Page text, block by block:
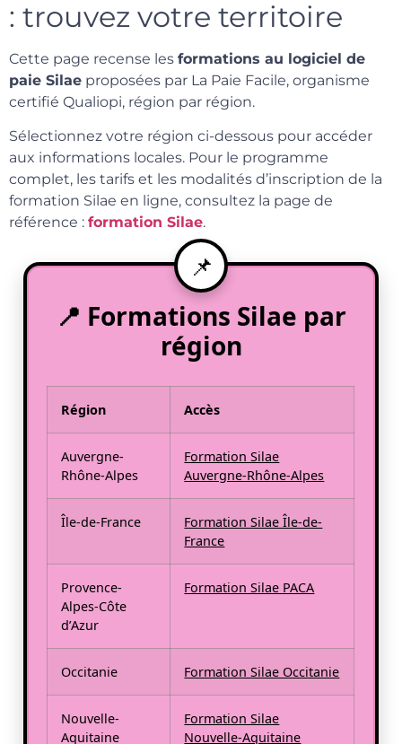
: trouvez votre territoire
Cette page recense les formations au logiciel de
paie Silae proposées par La Paie Facile, organisme
certifié Qualiopi, région par région.
Sélectionnez votre région ci-dessous pour accéder
aux informations locales. Pour le programme
complet, les tarifs et les modalités d’inscription de la
formation Silae en ligne, consultez la page de
référence : formation Silae.
📍 Formations Silae par
région
Région Accès
Auvergne-
Rhône-Alpes
Formation Silae
Auvergne-Rhône-Alpes
Île-de-France
Formation Silae Île-de-
France
Provence-
Alpes-Côte
d’Azur
Formation Silae PACA
Occitanie Formation Silae Occitanie
Nouvelle-
Aquitaine
Formation Silae
Nouvelle-Aquitaine